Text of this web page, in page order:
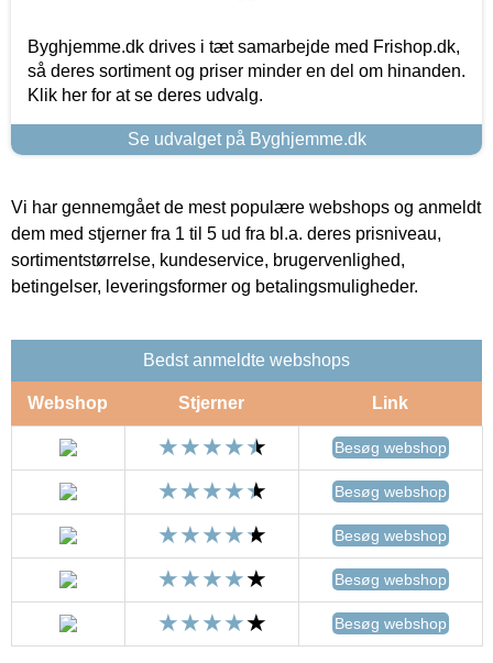
Byghjemme.dk drives i tæt samarbejde med Frishop.dk,
så deres sortiment og priser minder en del om hinanden.
Klik her for at se deres udvalg.
Se udvalget på Byghjemme.dk
Vi har gennemgået de mest populære webshops og anmeldt
dem med stjerner fra 1 til 5 ud fra bl.a. deres prisniveau,
sortimentstørrelse, kundeservice, brugervenlighed,
betingelser, leveringsformer og betalingsmuligheder.
Bedst anmeldte webshops
Webshop Stjerner Link
Besøg webshop
Besøg webshop
Besøg webshop
Besøg webshop
Besøg webshop